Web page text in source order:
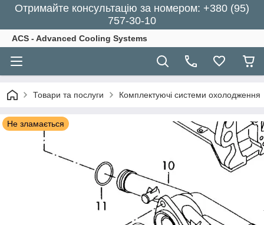
Отримайте консультацію за номером: +380 (95)
757-30-10
ACS - Advanced Cooling Systems
Товари та послуги Комплектуючі системи охолодження
Не зламається